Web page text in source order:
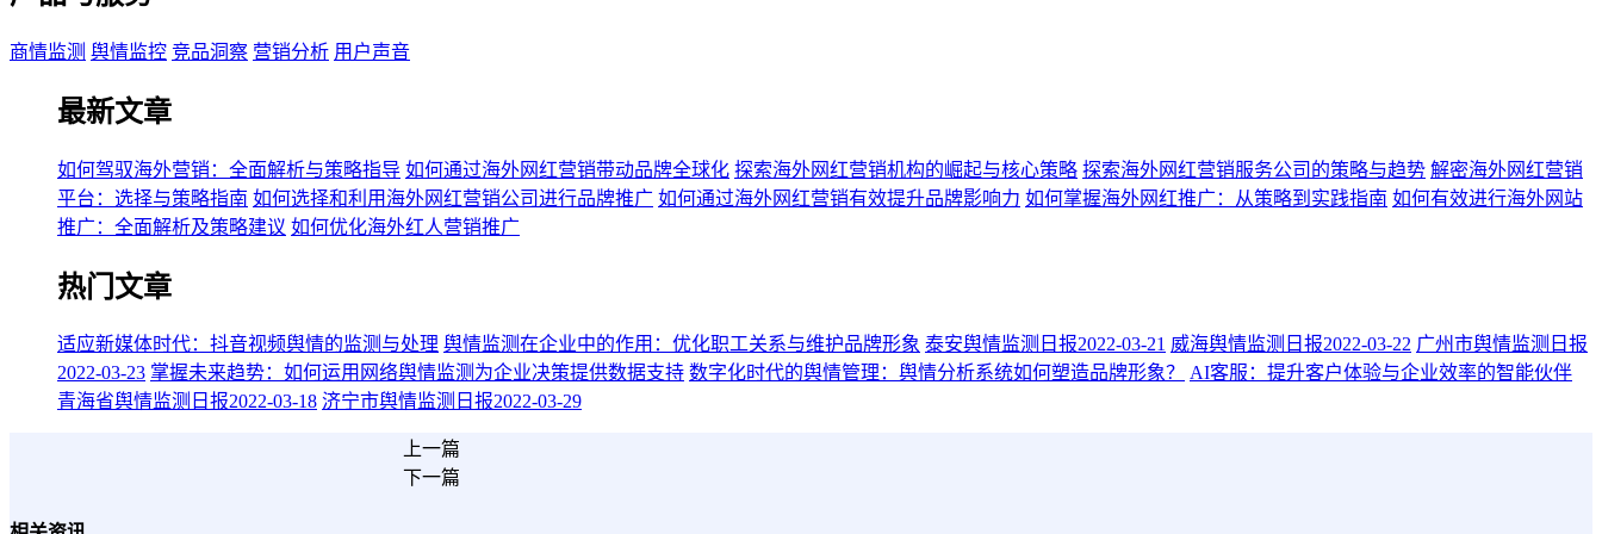
商情监测 舆情监控 竞品洞察 营销分析 用户声音
最新文章
如何驾驭海外营销：全面解析与策略指导 如何通过海外网红营销带动品牌全球化 探索海外网红营销机构的崛起与核心策略 探索海外网红营销服务公司的策略与趋势 解密海外网红营销
平台：选择与策略指南 如何选择和利用海外网红营销公司进行品牌推广 如何通过海外网红营销有效提升品牌影响力 如何掌握海外网红推广：从策略到实践指南 如何有效进行海外网站
推广：全面解析及策略建议 如何优化海外红人营销推广
热门文章
适应新媒体时代：抖音视频舆情的监测与处理 舆情监测在企业中的作用：优化职工关系与维护品牌形象 泰安舆情监测日报2022-03-21 威海舆情监测日报2022-03-22 广州市舆情监测日报
2022-03-23 掌握未来趋势：如何运用网络舆情监测为企业决策提供数据支持 数字化时代的舆情管理：舆情分析系统如何塑造品牌形象？
AI客服：提升客户体验与企业效率的智能伙伴
青海省舆情监测日报2022-03-18 济宁市舆情监测日报2022-03-29
上一篇
下一篇